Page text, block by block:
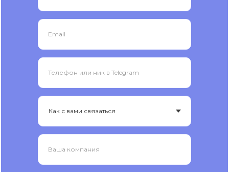
Email
Телефон или ник в Telegram
Ваша компания